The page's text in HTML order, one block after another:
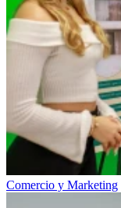
Comercio y Marketing